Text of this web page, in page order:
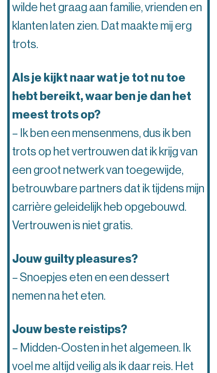
wilde het graag aan familie, vrienden en
klanten laten zien. Dat maakte mij erg
trots.
Als je kijkt naar wat je tot nu toe
hebt bereikt, waar ben je dan het
meest trots op?
– Ik ben een mensenmens, dus ik ben
trots op het vertrouwen dat ik krijg van
een groot netwerk van toegewijde,
betrouwbare partners dat ik tijdens mijn
carrière geleidelijk heb opgebouwd.
Vertrouwen is niet gratis.
Jouw guilty pleasures?
– Snoepjes eten en een dessert
nemen na het eten.
Jouw beste reistips?
– Midden-Oosten in het algemeen. Ik
voel me altijd veilig als ik daar reis. Het